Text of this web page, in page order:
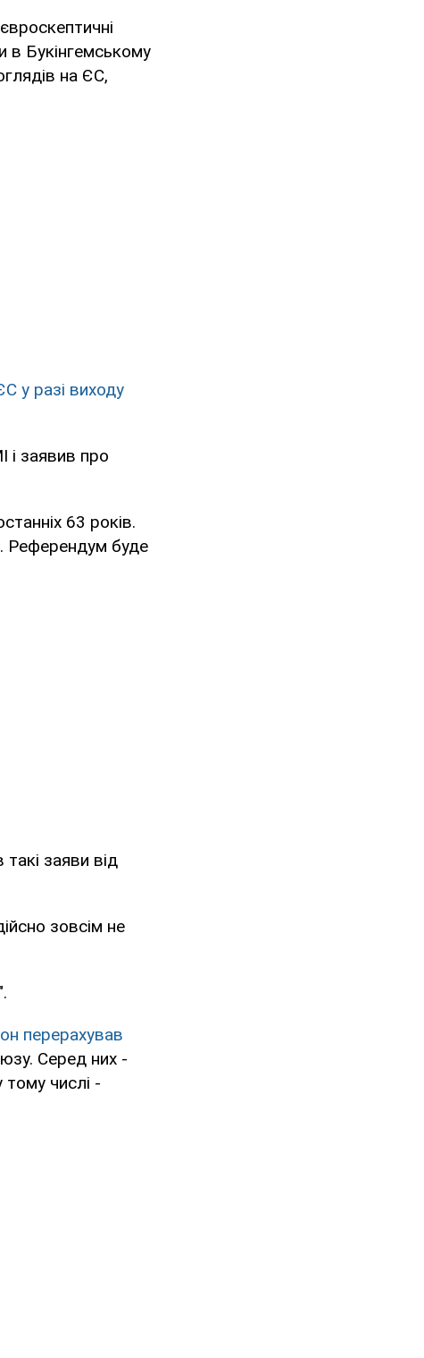
в Букінгемському
на ЄС,
у разі виходу
і заявив про
63 років.
Референдум буде
заяви від
зовсім не
перерахував
Серед них -
тому числі -